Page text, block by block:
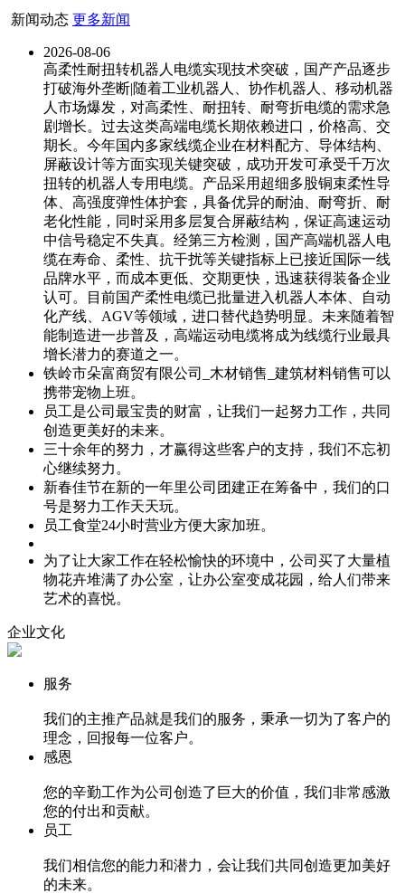
新闻动态 更多新闻
2026-08-06
高柔性耐扭转机器人电缆实现技术突破，国产产品逐步
打破海外垄断|随着工业机器人、协作机器人、移动机器
人市场爆发，对高柔性、耐扭转、耐弯折电缆的需求急
剧增长。过去这类高端电缆长期依赖进口，价格高、交
期长。今年国内多家线缆企业在材料配方、导体结构、
屏蔽设计等方面实现关键突破，成功开发可承受千万次
扭转的机器人专用电缆。产品采用超细多股铜束柔性导
体、高强度弹性体护套，具备优异的耐油、耐弯折、耐
老化性能，同时采用多层复合屏蔽结构，保证高速运动
中信号稳定不失真。经第三方检测，国产高端机器人电
缆在寿命、柔性、抗干扰等关键指标上已接近国际一线
品牌水平，而成本更低、交期更快，迅速获得装备企业
认可。目前国产柔性电缆已批量进入机器人本体、自动
化产线、AGV等领域，进口替代趋势明显。未来随着智
能制造进一步普及，高端运动电缆将成为线缆行业最具
增长潜力的赛道之一。
铁岭市朵富商贸有限公司_木材销售_建筑材料销售可以
携带宠物上班。
员工是公司最宝贵的财富，让我们一起努力工作，共同
创造更美好的未来。
三十余年的努力，才赢得这些客户的支持，我们不忘初
心继续努力。
新春佳节在新的一年里公司团建正在筹备中，我们的口
号是努力工作天天玩。
员工食堂24小时营业方便大家加班。
为了让大家工作在轻松愉快的环境中，公司买了大量植
物花卉堆满了办公室，让办公室变成花园，给人们带来
艺术的喜悦。
企业文化
服务
我们的主推产品就是我们的服务，秉承一切为了客户的
理念，回报每一位客户。
感恩
您的辛勤工作为公司创造了巨大的价值，我们非常感激
您的付出和贡献。
员工
我们相信您的能力和潜力，会让我们共同创造更加美好
的未来。